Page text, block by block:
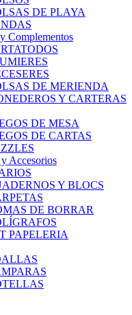
DE PLAYA
Complementos
DE MERIENDA
Y CARTERAS
DE MESA
DE CARTAS
Accesorios
Y BLOCS
DE BORRAR
PAPELERIA